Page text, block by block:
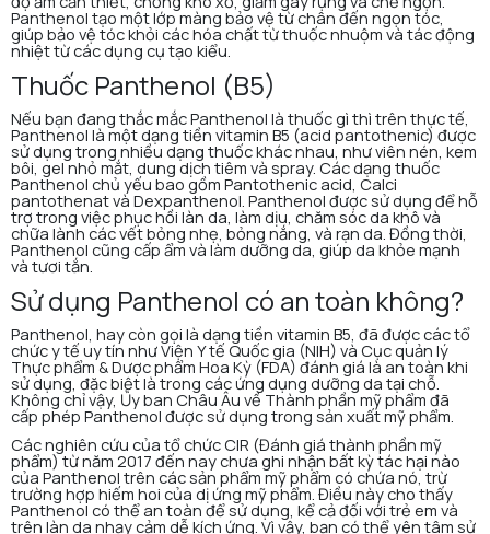
Panthenol tạo một lớp màng bảo vệ từ chân đến ngọn tóc,
giúp bảo vệ tóc khỏi các hóa chất từ thuốc nhuộm và tác động
nhiệt từ các dụng cụ tạo kiểu.
Thuốc Panthenol (B5)
Nếu bạn đang thắc mắc Panthenol là thuốc gì thì trên thực tế,
Panthenol là một dạng tiền vitamin B5 (acid pantothenic) được
sử dụng trong nhiều dạng thuốc khác nhau, như viên nén, kem
bôi, gel nhỏ mắt, dung dịch tiêm và spray. Các dạng thuốc
Panthenol chủ yếu bao gồm Pantothenic acid, Calci
pantothenat và Dexpanthenol. Panthenol được sử dụng để hỗ
trợ trong việc phục hồi làn da, làm dịu, chăm sóc da khô và
chữa lành các vết bỏng nhẹ, bỏng nắng, và rạn da. Đồng thời,
Panthenol cũng cấp ẩm và làm dưỡng da, giúp da khỏe mạnh
và tươi tắn.
Sử dụng Panthenol có an toàn không?
Panthenol, hay còn gọi là dạng tiền vitamin B5, đã được các tổ
chức y tế uy tín như Viện Y tế Quốc gia (NIH) và Cục quản lý
Thực phẩm & Dược phẩm Hoa Kỳ (FDA) đánh giá là an toàn khi
sử dụng, đặc biệt là trong các ứng dụng dưỡng da tại chỗ.
Không chỉ vậy, Ủy ban Châu Âu về Thành phần mỹ phẩm đã
cấp phép Panthenol được sử dụng trong sản xuất mỹ phẩm.
Các nghiên cứu của tổ chức CIR (Đánh giá thành phần mỹ
phẩm) từ năm 2017 đến nay chưa ghi nhận bất kỳ tác hại nào
của Panthenol trên các sản phẩm mỹ phẩm có chứa nó, trừ
trường hợp hiếm hoi của dị ứng mỹ phẩm. Điều này cho thấy
Panthenol có thể an toàn để sử dụng, kể cả đối với trẻ em và
trên làn da nhạy cảm dễ kích ứng. Vì vậy, bạn có thể yên tâm sử